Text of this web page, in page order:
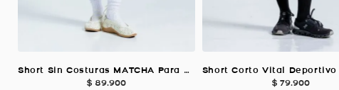
Short Sin Costuras MATCHA Para Mujer
$ 89.900
$ 79.900